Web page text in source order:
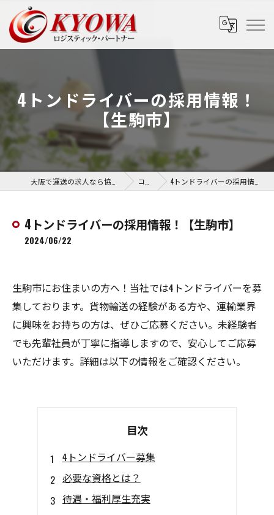
4トンドライバーの採用情報！
【生駒市】
コラム 4トンドライバーの採用情報！【生駒市】
4トンドライバーの採用情報！【生駒市】
2024/06/22
生駒市にお住まいの方へ！当社では4トンドライバーを募
集しております。貨物輸送の経験がある方や、運輸業界
に興味をお持ちの方は、ぜひご応募ください。未経験者
でも先輩社員が丁寧に指導しますので、安心してご応募
いただけます。詳細は以下の情報をご確認ください。
目次
4トンドライバー募集
必要な資格とは？
待遇・福利厚生充実